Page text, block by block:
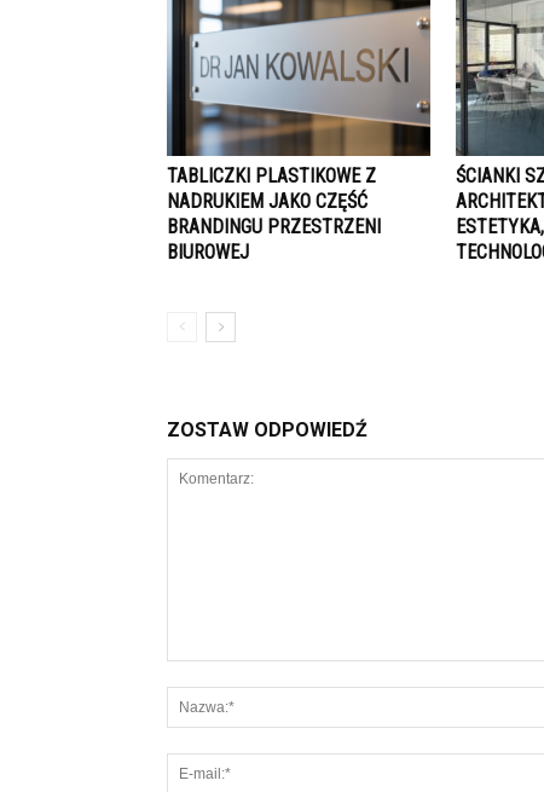
TABLICZKI PLASTIKOWE Z
NADRUKIEM JAKO CZĘŚĆ
BRANDINGU PRZESTRZENI
BIUROWEJ
ŚCIANKI
ZOSTAW ODPOWIEDŹ